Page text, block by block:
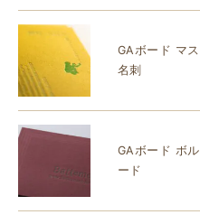
GAボード マ
名刺
GAボード ボ
ード